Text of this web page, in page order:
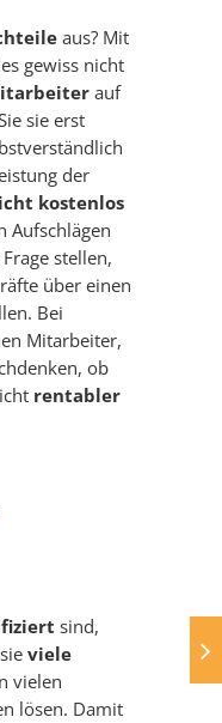
aus? Mit
gewiss nicht
auf
sie erst
der
kostenlos
Aufschlägen
stellen,
über einen
Bei
Mitarbeiter,
ob
rentabler
sind,
viele
vielen
lösen. Damit